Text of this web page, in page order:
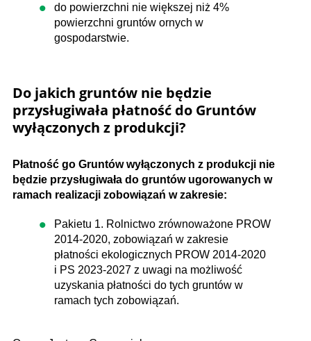
do powierzchni nie większej niż 4%
powierzchni gruntów ornych w
gospodarstwie.
Do jakich gruntów nie będzie
przysługiwała płatność do Gruntów
wyłączonych z produkcji?
Płatność go Gruntów wyłączonych z produkcji nie
będzie przysługiwała do gruntów ugorowanych w
ramach realizacji zobowiązań w zakresie:
Pakietu 1. Rolnictwo zrównoważone PROW
2014-2020, zobowiązań w zakresie
płatności ekologicznych PROW 2014-2020
i PS 2023-2027 z uwagi na możliwość
uzyskania płatności do tych gruntów w
ramach tych zobowiązań.